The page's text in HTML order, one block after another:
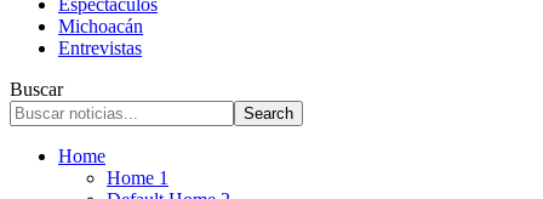
Espectáculos
Michoacán
Entrevistas
Buscar
Home
Home 1